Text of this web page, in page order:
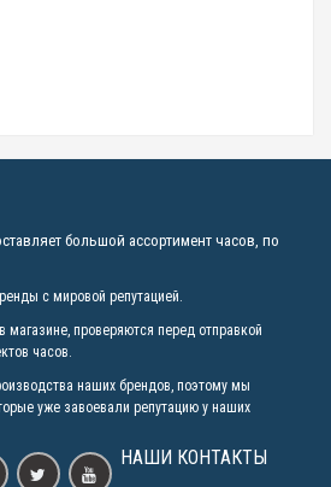
большой ассортимент часов, по
с мировой репутацией.
проверяются перед отправкой
часов.
наших брендов, поэтому мы
уже завоевали репутацию у наших
НАШИ КОНТАКТЫ